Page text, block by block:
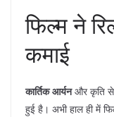
फिल्म ने
कमाई
कार्तिक आर्यनऔर कृति
हुई है। अभी हाल ही में